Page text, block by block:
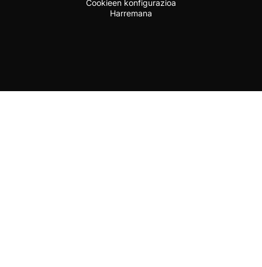
Cookieen konfigurazioa
Harremana